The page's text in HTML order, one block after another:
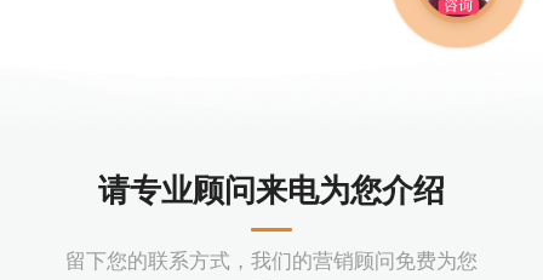
请专业顾问来电为您介绍
留下您的联系方式，我们的营销顾问免费为您